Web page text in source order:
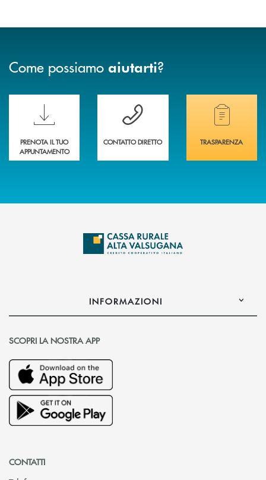
Come possiamo aiutarti?
Scopri le funzionalità della nuova PRENOTA BANCA
PRENOTA IL TUO
APPUNTAMENTO
Hai bisogno di assistenza immediata?
CONTATTO DIRETTO
Hai bisogno di
TRASPARENZA
INFORMAZIONI
SCOPRI LA NOSTRA APP
CONTATTI